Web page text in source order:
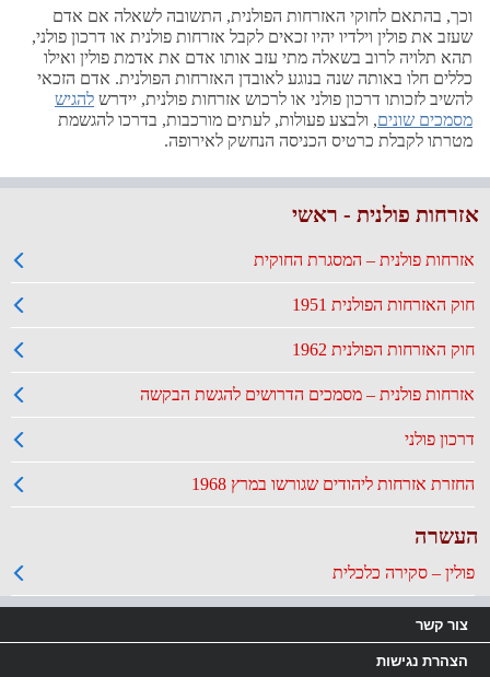
וכך, בהתאם לחוקי האזרחות הפולנית, התשובה לשאלה אם אדם
שעזב את פולין וילדיו יהיו זכאים לקבל אזרחות פולנית או דרכון פולני,
תהא תלויה לרוב בשאלה מתי עזב אותו אדם את אדמת פולין ואילו
כללים חלו באותה שנה בנוגע לאובדן האזרחות הפולנית. אדם הזכאי
להשיב לזכותו דרכון פולני או לרכוש אזרחות פולנית, יידרש להגיש
מסמכים שונים, ולבצע פעולות, לעתים מורכבות, בדרכו להגשמת
מטרתו לקבלת כרטיס הכניסה הנחשק לאירופה.
אזרחות פולנית - ראשי
אזרחות פולנית – המסגרת החוקית
חוק האזרחות הפולנית 1951
חוק האזרחות הפולנית 1962
אזרחות פולנית – מסמכים הדרושים להגשת הבקשה
דרכון פולני
החזרת אזרחות ליהודים שגורשו במרץ 1968
העשרה
פולין – סקירה כלכלית
צור קשר
הצהרת נגישות